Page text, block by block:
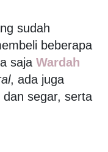
sudah
beberapa
saja Wardah
, ada juga
segar, serta